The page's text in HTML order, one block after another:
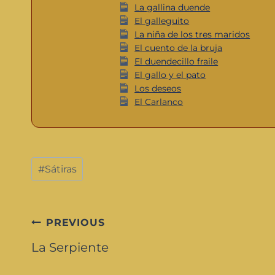
La gallina duende
El galleguito
La niña de los tres maridos
El cuento de la bruja
El duendecillo fraile
El gallo y el pato
Los deseos
El Carlanco
#Sátiras
PREVIOUS
La Serpiente